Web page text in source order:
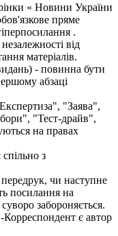
« Новини України
пряме
.
від
матеріалів.
- повинна бути
абзаці
"Заява",
"Тест-драйв",
на правах
з
чи наступне
посилання на
забороняється.
Корреспондент є автор